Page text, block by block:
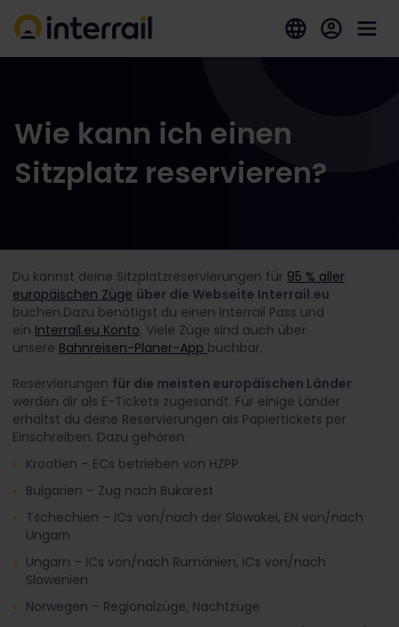
Wie kann ich einen
Sitzplatz reservieren?
Du kannst deine Sitzplatzreservierungen für 95 % aller
europäischen Züge über die Webseite Interrail.eu
buchen.Dazu benötigst du einen Interrail Pass und
ein Interrail.eu Konto. Viele Züge sind auch über
unsere Bahnreisen-Planer-App buchbar.
Reservierungen für die meisten europäischen Länder
werden dir als E-Tickets zugesandt. Für einige Länder
erhältst du deine Reservierungen als Papiertickets per
Einschreiben. Dazu gehören:
Kroatien – ECs betrieben von HZPP
Bulgarien – Zug nach Bukarest
Tschechien – ICs von/nach der Slowakei, EN von/nach
Ungarn
Ungarn – ICs von/nach Rumänien, ICs von/nach
Slowenien
Norwegen – Regionalzüge, Nachtzüge